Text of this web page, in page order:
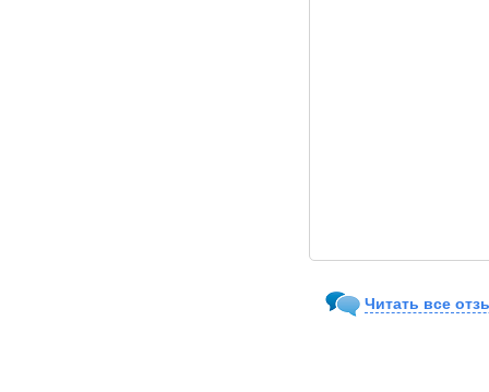
Читать все